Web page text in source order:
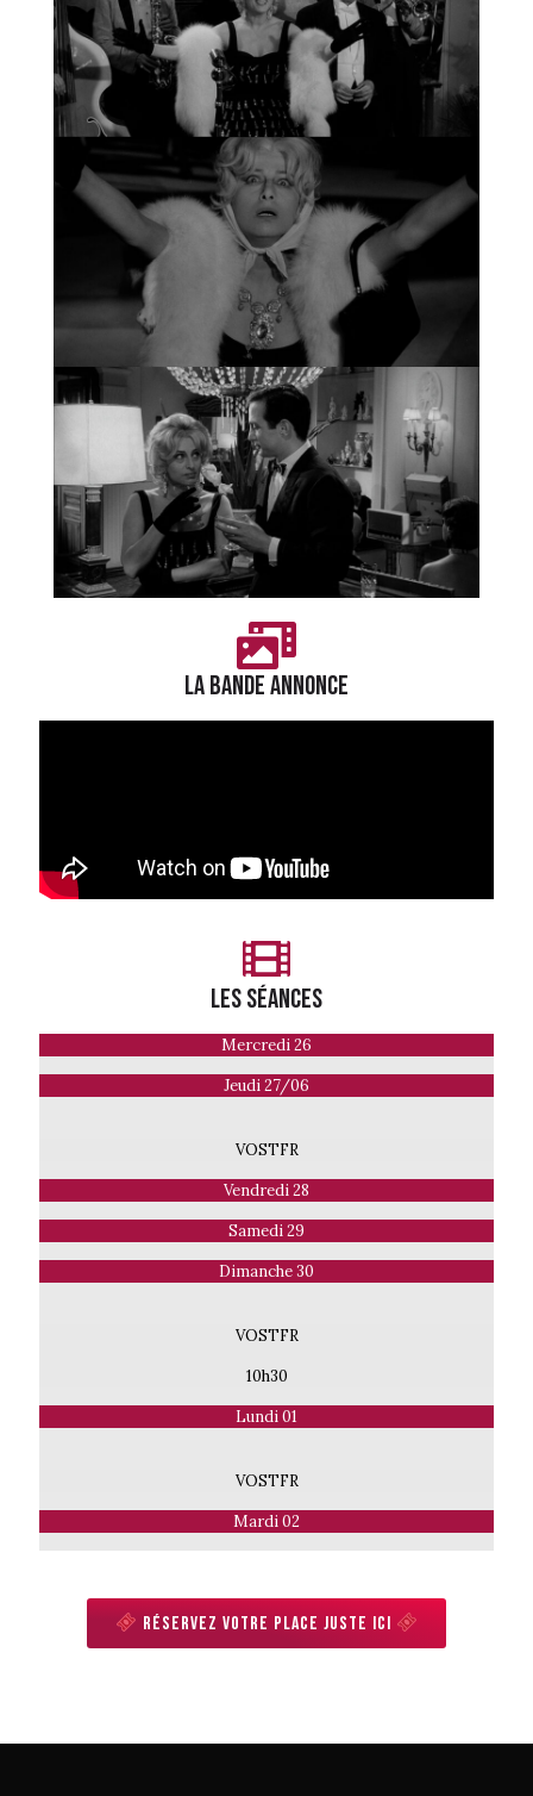
LA BANDE ANNONCE
LES séances
Mercredi 26
Jeudi 27/06
VOSTFR
Vendredi 28
Samedi 29
Dimanche 30
VOSTFR
10h30
Lundi 01
VOSTFR
Mardi 02
Réservez votre place juste ici